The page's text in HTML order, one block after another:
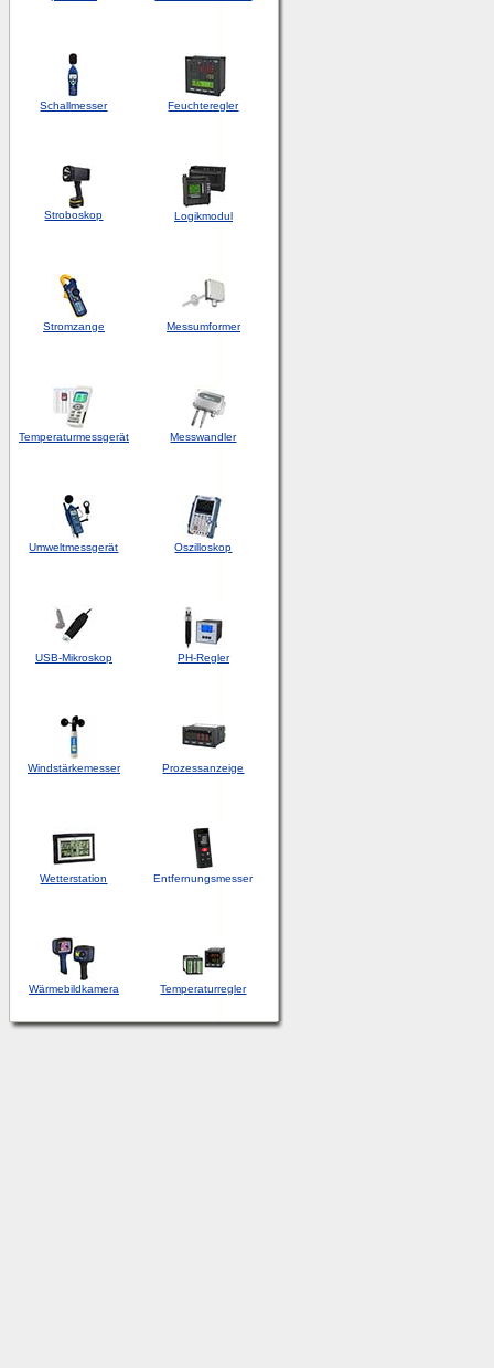
Schallmesser Feuchteregler
Stroboskop Logikmodul
Stromzange Messumformer
Temperaturmessgerät Messwandler
Umweltmessgerät Oszilloskop
USB-Mikroskop PH-Regler
Windstärkemesser Prozessanzeige
Wetterstation Entfernungsmesser
Wärmebildkamera Temperaturregler